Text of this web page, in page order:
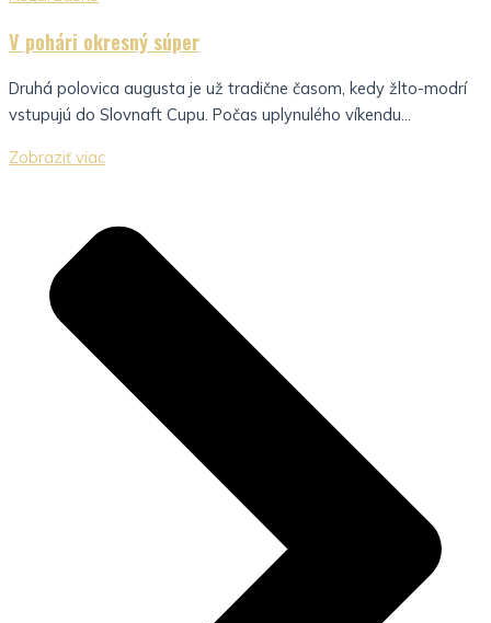
V pohári okresný súper
Druhá polovica augusta je už tradične časom, kedy žlto-modrí
vstupujú do Slovnaft Cupu. Počas uplynulého víkendu...
Zobraziť viac